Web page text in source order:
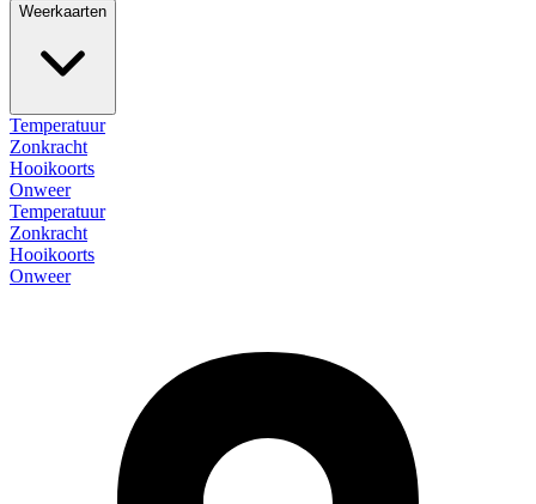
Weerkaarten
Temperatuur
Zonkracht
Hooikoorts
Onweer
Temperatuur
Zonkracht
Hooikoorts
Onweer